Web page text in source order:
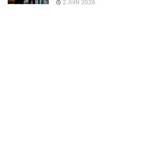
2 JUIN 2026